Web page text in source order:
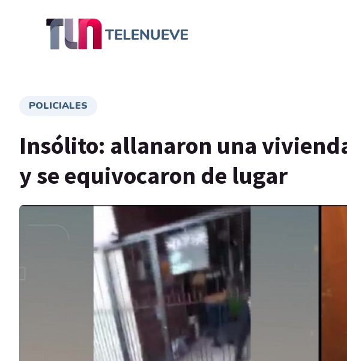
POLICIALES
Insólito: allanaron una
y se equivocaron de lugar